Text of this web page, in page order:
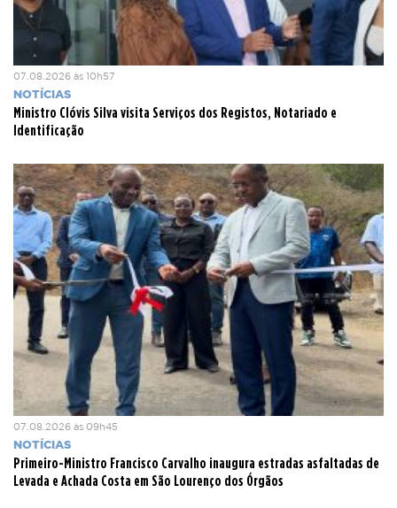
07.08.2026 às 10h57
NOTÍCIAS
Ministro Clóvis Silva visita Serviços dos Registos, Notariado e
Identificação
07.08.2026 às 09h45
NOTÍCIAS
Primeiro-Ministro Francisco Carvalho inaugura estradas asfaltadas de
Levada e Achada Costa em São Lourenço dos Órgãos